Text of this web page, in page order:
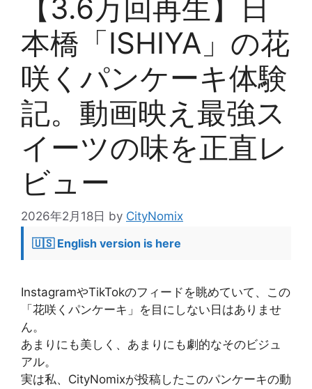
【3.6万回再生】日
本橋「ISHIYA」の花
咲くパンケーキ体験
記。動画映え最強ス
イーツの味を正直レ
ビュー
2026年2月18日 by CityNomix
🇺🇸 English version is here
InstagramやTikTokのフィードを眺めていて、この
「花咲くパンケーキ」を目にしない日はありませ
ん。
あまりにも美しく、あまりにも劇的なそのビジュ
アル。
実は私、CityNomixが投稿したこのパンケーキの動